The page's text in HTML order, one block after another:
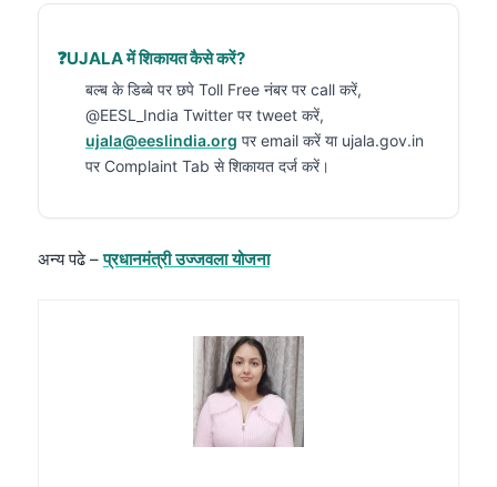
UJALA में शिकायत कैसे करें?
बल्ब के डिब्बे पर छपे Toll Free नंबर पर call करें,
@EESL_India Twitter पर tweet करें,
ujala@eeslindia.org पर email करें या ujala.gov.in
पर Complaint Tab से शिकायत दर्ज करें।
अन्य पढे –प्रधानमंत्री उज्जवला योजना